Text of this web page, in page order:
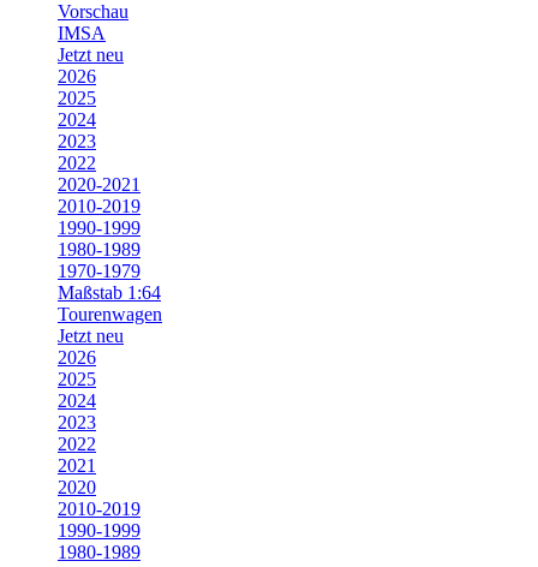
Vorschau
IMSA
Jetzt neu
2026
2025
2024
2023
2022
2020-2021
2010-2019
1990-1999
1980-1989
1970-1979
Maßstab 1:64
Tourenwagen
Jetzt neu
2026
2025
2024
2023
2022
2021
2020
2010-2019
1990-1999
1980-1989